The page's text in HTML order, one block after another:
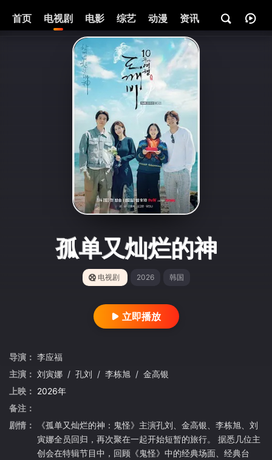
首页 电视剧 电影 综艺 动漫 资讯
孤单又灿烂的神
电视剧 2026 韩国
立即播放
导演： 李应福
主演： 刘寅娜 / 孔刘 / 李栋旭 / 金高银
上映： 2026年
备注：
剧情：
《孤单又灿烂的神：鬼怪》主演孔刘、金高银、李栋旭、刘
寅娜全员回归，再次聚在一起开始短暂的旅行。 据悉几位主
创会在特辑节目中，回顾《鬼怪》中的经典场面、经典台